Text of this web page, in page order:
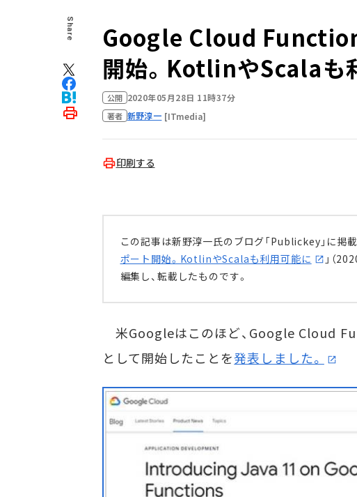
Share
Google Cloud
開始。KotlinやScalaも
公開 2020年05月28日 11時37分
著者 新野淳一 [ITmedia]
印刷する
この記事は新野淳一氏のブログ「Publickey」に掲
ポート開始。KotlinやScalaも利用可能に
」（
編集し、転載したものです。
米Googleはこのほど、Google Cloud
として開始したことを発表しました。